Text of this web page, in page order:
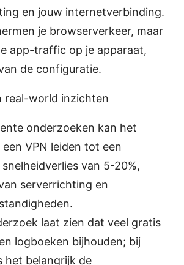
en jouw internetverbinding.
je browserverkeer, maar
app-traffic op je apparaat,
de configuratie.
real-world inzichten
onderzoeken kan het
VPN leiden tot een
van 5-20%,
serverrichting en
laat zien dat veel gratis
logboeken bijhouden; bij
het belangrijk de